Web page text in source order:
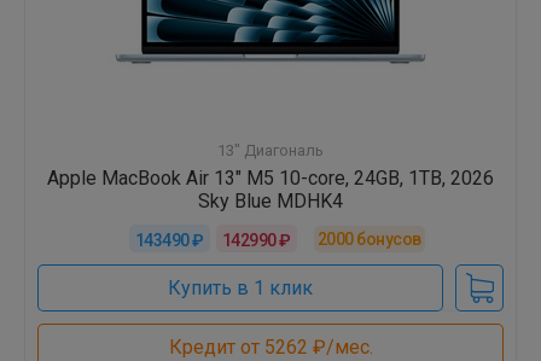
13" Диагональ
Apple MacBook Air 13" M5 10-core, 24GB, 1TB, 2026
Sky Blue MDHK4
143490 ₽ 142990 ₽ 2000бонусов
Купить в 1 клик
Кредит от 5262 ₽/мес.